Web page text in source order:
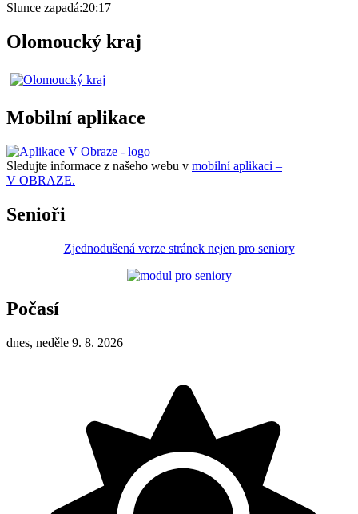
Slunce zapadá:20:17
Olomoucký kraj
Mobilní aplikace
Sledujte informace z našeho webu v mobilní aplikaci –
V OBRAZE.
Senioři
Zjednodušená verze stránek nejen pro seniory
Počasí
dnes, neděle 9. 8. 2026